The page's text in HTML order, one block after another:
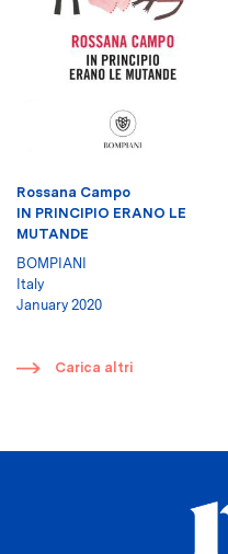
Rossana Campo
IN PRINCIPIO ERANO LE
MUTANDE
BOMPIANI
Italy
January 2020
​ Carica altri